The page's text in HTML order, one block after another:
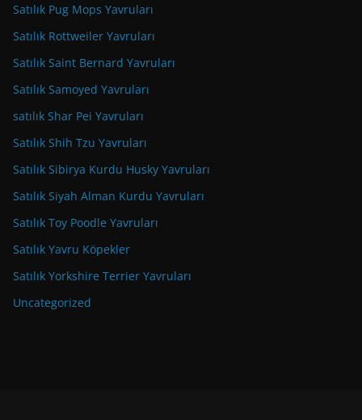
Satılık Pug Mops Yavruları
Satılık Rottweiler Yavruları
Satılık Saint Bernard Yavruları
Satılık Samoyed Yavruları
satılık Shar Pei Yavruları
Satılık Shih Tzu Yavruları
Satılık Sibirya Kurdu Husky Yavruları
Satılık Siyah Alman Kurdu Yavruları
Satılık Toy Poodle Yavruları
Satılık Yavru Köpekler
Satılık Yorkshire Terrier Yavruları
Uncategorized